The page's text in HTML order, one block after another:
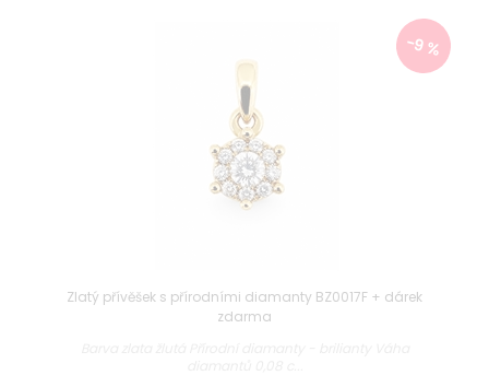
-9 %
Zlatý přívěšek s přírodními diamanty BZ0017F + dárek
zdarma